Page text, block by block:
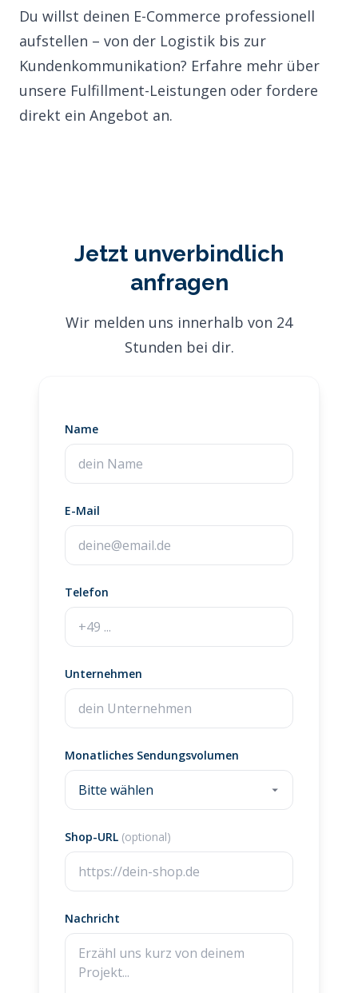
Du willst deinen E-Commerce professionell
aufstellen – von der Logistik bis zur
Kundenkommunikation? Erfahre mehr über
unsere Fulfillment-Leistungen oder fordere
direkt ein Angebot an.
Jetzt unverbindlich
anfragen
Wir melden uns innerhalb von 24
Stunden bei dir.
Name
E-Mail
Telefon
Unternehmen
Monatliches Sendungsvolumen
Shop-URL (optional)
Nachricht